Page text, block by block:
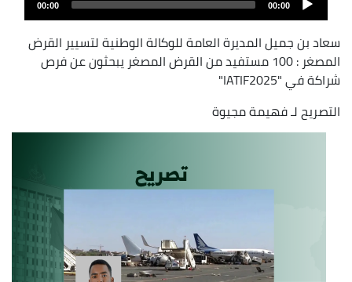
audio
00:00
00:00
سعاد بن جميل المديرة العامة للوكالة الوطنية لتسيير القرض
المصغر : 100 مستفيد من القرض المصغر يبحثون عن فرص
شراكة في "IATIF2025"
التصريح لـ فهيمة مجيوة